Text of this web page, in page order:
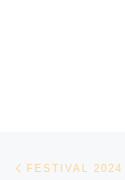
Parcourir
FESTIVAL 2024